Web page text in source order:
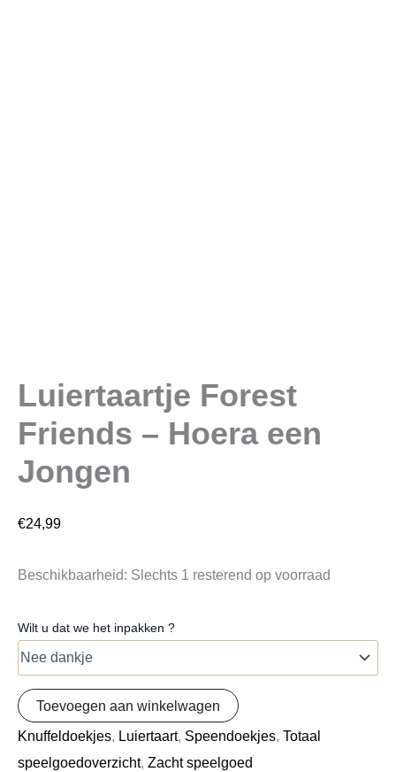
Luiertaartje Forest
Friends – Hoera een
Jongen
€24,99
Beschikbaarheid: Slechts 1 resterend op voorraad
Wilt u dat we het inpakken ?
Toevoegen aan winkelwagen
Knuffeldoekjes, Luiertaart, Speendoekjes, Totaal
speelgoedoverzicht, Zacht speelgoed